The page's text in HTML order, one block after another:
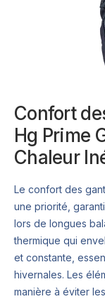
Confort
Hg Prime
Chaleur
Le confort des
une priorité,
lors de longues
thermique qui
et constante,
hivernales. Les
manière à éviter